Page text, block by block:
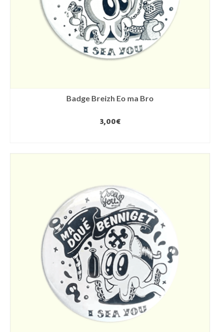
Badge Breizh Eo ma Bro
3,00€